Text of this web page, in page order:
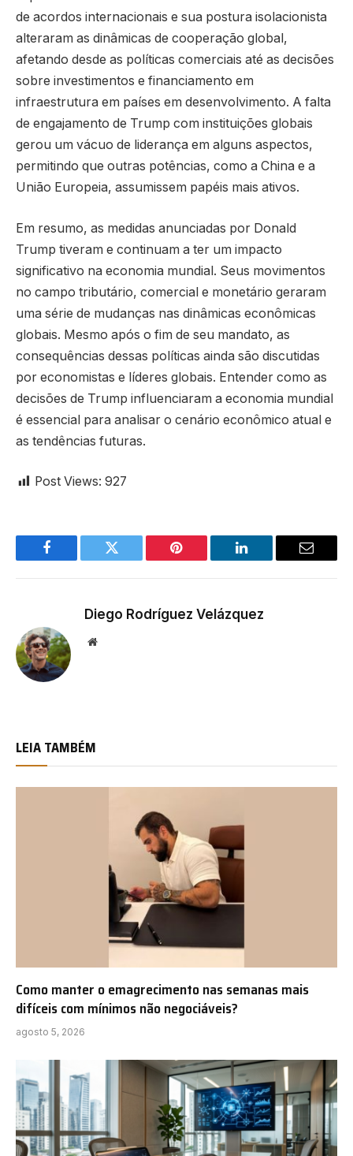
de acordos internacionais e sua postura isolacionista
alteraram as dinâmicas de cooperação global,
afetando desde as políticas comerciais até as decisões
sobre investimentos e financiamento em
infraestrutura em países em desenvolvimento. A falta
de engajamento de Trump com instituições globais
gerou um vácuo de liderança em alguns aspectos,
permitindo que outras potências, como a China e a
União Europeia, assumissem papéis mais ativos.
Em resumo, as medidas anunciadas por Donald
Trump tiveram e continuam a ter um impacto
significativo na economia mundial. Seus movimentos
no campo tributário, comercial e monetário geraram
uma série de mudanças nas dinâmicas econômicas
globais. Mesmo após o fim de seu mandato, as
consequências dessas políticas ainda são discutidas
por economistas e líderes globais. Entender como as
decisões de Trump influenciaram a economia mundial
é essencial para analisar o cenário econômico atual e
as tendências futuras.
Post Views: 927
Facebook Twitter Pinterest LinkedIn Email
Diego Rodríguez Velázquez
Website
LEIA TAMBÉM
Como manter o emagrecimento nas semanas mais
difíceis com mínimos não negociáveis?
agosto 5, 2026